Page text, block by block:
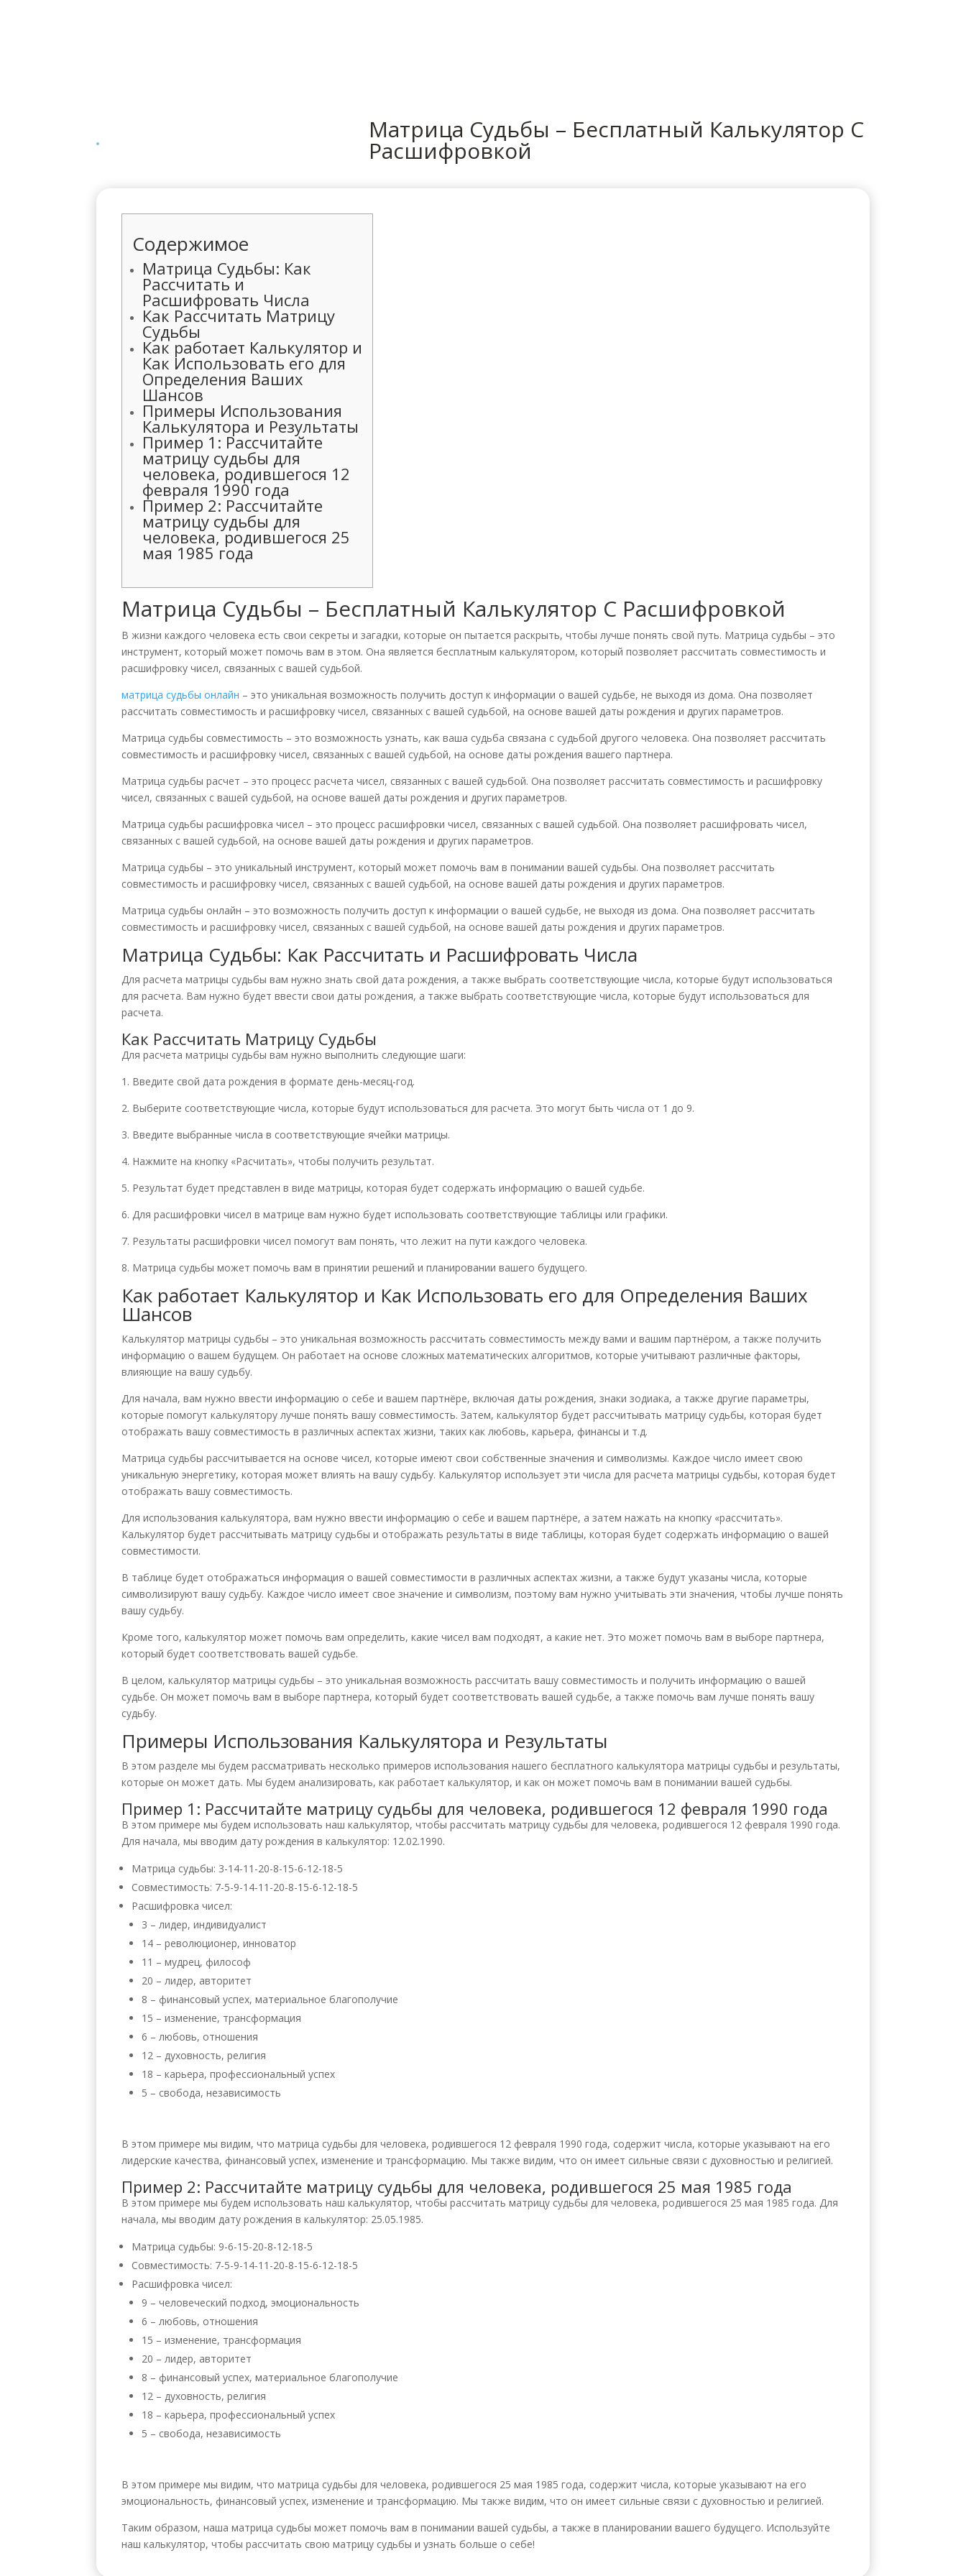
Матрица Судьбы – Бесплатный Калькулятор С
Расшифровкой
Содержимое
Матрица Судьбы: Как
Рассчитать и
Расшифровать Числа
Как Рассчитать Матрицу
Судьбы
Как работает Калькулятор и
Как Использовать его для
Определения Ваших
Шансов
Примеры Использования
Калькулятора и Результаты
Пример 1: Рассчитайте
матрицу судьбы для
человека, родившегося 12
февраля 1990 года
Пример 2: Рассчитайте
матрицу судьбы для
человека, родившегося 25
мая 1985 года
Матрица Судьбы – Бесплатный Калькулятор С Расшифровкой
В жизни каждого человека есть свои секреты и загадки, которые он пытается раскрыть, чтобы лучше понять свой путь. Матрица судьбы – это
инструмент, который может помочь вам в этом. Она является бесплатным калькулятором, который позволяет рассчитать совместимость и
расшифровку чисел, связанных с вашей судьбой.
матрица судьбы онлайн – это уникальная возможность получить доступ к информации о вашей судьбе, не выходя из дома. Она позволяет
рассчитать совместимость и расшифровку чисел, связанных с вашей судьбой, на основе вашей даты рождения и других параметров.
Матрица судьбы совместимость – это возможность узнать, как ваша судьба связана с судьбой другого человека. Она позволяет рассчитать
совместимость и расшифровку чисел, связанных с вашей судьбой, на основе даты рождения вашего партнера.
Матрица судьбы расчет – это процесс расчета чисел, связанных с вашей судьбой. Она позволяет рассчитать совместимость и расшифровку
чисел, связанных с вашей судьбой, на основе вашей даты рождения и других параметров.
Матрица судьбы расшифровка чисел – это процесс расшифровки чисел, связанных с вашей судьбой. Она позволяет расшифровать чисел,
связанных с вашей судьбой, на основе вашей даты рождения и других параметров.
Матрица судьбы – это уникальный инструмент, который может помочь вам в понимании вашей судьбы. Она позволяет рассчитать
совместимость и расшифровку чисел, связанных с вашей судьбой, на основе вашей даты рождения и других параметров.
Матрица судьбы онлайн – это возможность получить доступ к информации о вашей судьбе, не выходя из дома. Она позволяет рассчитать
совместимость и расшифровку чисел, связанных с вашей судьбой, на основе вашей даты рождения и других параметров.
Матрица Судьбы: Как Рассчитать и Расшифровать Числа
Для расчета матрицы судьбы вам нужно знать свой дата рождения, а также выбрать соответствующие числа, которые будут использоваться
для расчета. Вам нужно будет ввести свои даты рождения, а также выбрать соответствующие числа, которые будут использоваться для
расчета.
Как Рассчитать Матрицу Судьбы
Для расчета матрицы судьбы вам нужно выполнить следующие шаги:
1. Введите свой дата рождения в формате день-месяц-год.
2. Выберите соответствующие числа, которые будут использоваться для расчета. Это могут быть числа от 1 до 9.
3. Введите выбранные числа в соответствующие ячейки матрицы.
4. Нажмите на кнопку «Расчитать», чтобы получить результат.
5. Результат будет представлен в виде матрицы, которая будет содержать информацию о вашей судьбе.
6. Для расшифровки чисел в матрице вам нужно будет использовать соответствующие таблицы или графики.
7. Результаты расшифровки чисел помогут вам понять, что лежит на пути каждого человека.
8. Матрица судьбы может помочь вам в принятии решений и планировании вашего будущего.
Как работает Калькулятор и Как Использовать его для Определения Ваших
Шансов
Калькулятор матрицы судьбы – это уникальная возможность рассчитать совместимость между вами и вашим партнёром, а также получить
информацию о вашем будущем. Он работает на основе сложных математических алгоритмов, которые учитывают различные факторы,
влияющие на вашу судьбу.
Для начала, вам нужно ввести информацию о себе и вашем партнёре, включая даты рождения, знаки зодиака, а также другие параметры,
которые помогут калькулятору лучше понять вашу совместимость. Затем, калькулятор будет рассчитывать матрицу судьбы, которая будет
отображать вашу совместимость в различных аспектах жизни, таких как любовь, карьера, финансы и т.д.
Матрица судьбы рассчитывается на основе чисел, которые имеют свои собственные значения и символизмы. Каждое число имеет свою
уникальную энергетику, которая может влиять на вашу судьбу. Калькулятор использует эти числа для расчета матрицы судьбы, которая будет
отображать вашу совместимость.
Для использования калькулятора, вам нужно ввести информацию о себе и вашем партнёре, а затем нажать на кнопку «рассчитать».
Калькулятор будет рассчитывать матрицу судьбы и отображать результаты в виде таблицы, которая будет содержать информацию о вашей
совместимости.
В таблице будет отображаться информация о вашей совместимости в различных аспектах жизни, а также будут указаны числа, которые
символизируют вашу судьбу. Каждое число имеет свое значение и символизм, поэтому вам нужно учитывать эти значения, чтобы лучше понять
вашу судьбу.
Кроме того, калькулятор может помочь вам определить, какие чисел вам подходят, а какие нет. Это может помочь вам в выборе партнера,
который будет соответствовать вашей судьбе.
В целом, калькулятор матрицы судьбы – это уникальная возможность рассчитать вашу совместимость и получить информацию о вашей
судьбе. Он может помочь вам в выборе партнера, который будет соответствовать вашей судьбе, а также помочь вам лучше понять вашу
судьбу.
Примеры Использования Калькулятора и Результаты
В этом разделе мы будем рассматривать несколько примеров использования нашего бесплатного калькулятора матрицы судьбы и результаты,
которые он может дать. Мы будем анализировать, как работает калькулятор, и как он может помочь вам в понимании вашей судьбы.
Пример 1: Рассчитайте матрицу судьбы для человека, родившегося 12 февраля 1990 года
В этом примере мы будем использовать наш калькулятор, чтобы рассчитать матрицу судьбы для человека, родившегося 12 февраля 1990 года.
Для начала, мы вводим дату рождения в калькулятор: 12.02.1990.
Матрица судьбы: 3-14-11-20-8-15-6-12-18-5
Совместимость: 7-5-9-14-11-20-8-15-6-12-18-5
Расшифровка чисел:
3 – лидер, индивидуалист
14 – революционер, инноватор
11 – мудрец, философ
20 – лидер, авторитет
8 – финансовый успех, материальное благополучие
15 – изменение, трансформация
6 – любовь, отношения
12 – духовность, религия
18 – карьера, профессиональный успех
5 – свобода, независимость
В этом примере мы видим, что матрица судьбы для человека, родившегося 12 февраля 1990 года, содержит числа, которые указывают на его
лидерские качества, финансовый успех, изменение и трансформацию. Мы также видим, что он имеет сильные связи с духовностью и религией.
Пример 2: Рассчитайте матрицу судьбы для человека, родившегося 25 мая 1985 года
В этом примере мы будем использовать наш калькулятор, чтобы рассчитать матрицу судьбы для человека, родившегося 25 мая 1985 года. Для
начала, мы вводим дату рождения в калькулятор: 25.05.1985.
Матрица судьбы: 9-6-15-20-8-12-18-5
Совместимость: 7-5-9-14-11-20-8-15-6-12-18-5
Расшифровка чисел:
9 – человеческий подход, эмоциональность
6 – любовь, отношения
15 – изменение, трансформация
20 – лидер, авторитет
8 – финансовый успех, материальное благополучие
12 – духовность, религия
18 – карьера, профессиональный успех
5 – свобода, независимость
В этом примере мы видим, что матрица судьбы для человека, родившегося 25 мая 1985 года, содержит числа, которые указывают на его
эмоциональность, финансовый успех, изменение и трансформацию. Мы также видим, что он имеет сильные связи с духовностью и религией.
Таким образом, наша матрица судьбы может помочь вам в понимании вашей судьбы, а также в планировании вашего будущего. Используйте
наш калькулятор, чтобы рассчитать свою матрицу судьбы и узнать больше о себе!